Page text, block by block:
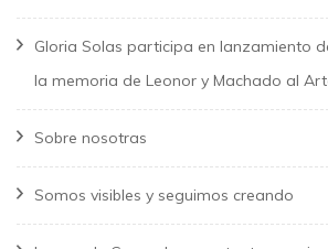
Gloria Solas participa en lanzamiento
la memoria de Leonor y Machado al
Sobre nosotras
Somos visibles y seguimos creando